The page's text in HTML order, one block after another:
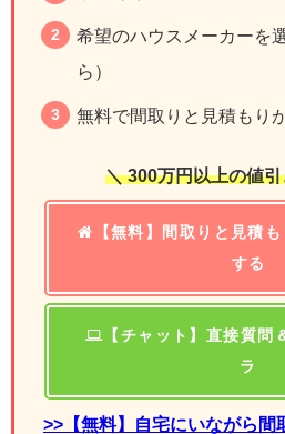
希望のハウスメーカーを
ら）
無料で間取りと見積もり
＼ 300万円以上の値
【無料】間取りと見積
する
【チャット】直接質問
ラ
>>【無料】自宅にいながら間